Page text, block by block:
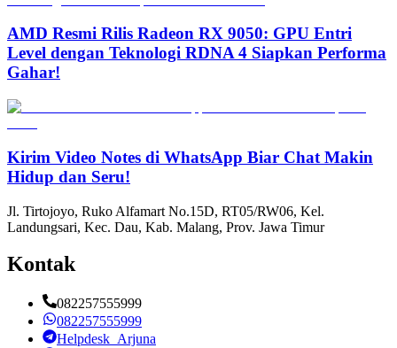
AMD Resmi Rilis Radeon RX 9050: GPU Entri
Level dengan Teknologi RDNA 4 Siapkan Performa
Gahar!
Kirim Video Notes di WhatsApp Biar Chat Makin
Hidup dan Seru!
Jl. Tirtojoyo, Ruko Alfamart No.15D, RT05/RW06, Kel.
Landungsari, Kec. Dau, Kab. Malang, Prov. Jawa Timur
Kontak
082257555999
082257555999
Helpdesk_Arjuna